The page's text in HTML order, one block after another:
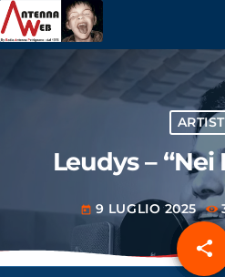
Leudys –
today 9 LUGLIO 2025
share
email